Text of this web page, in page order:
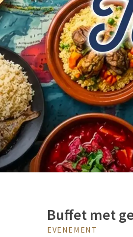
Buffet met
EVENEMENT